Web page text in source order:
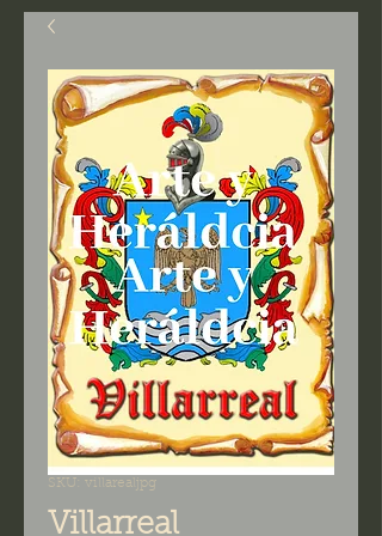
SKU: villarealjpg
Villarreal